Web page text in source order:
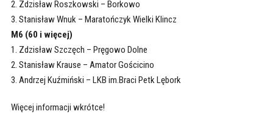
2. Zdzisław Roszkowski – Borkowo
3. Stanisław Wnuk – Maratończyk Wielki Klincz
M6 (60 i więcej)
1. Zdzisław Szczęch – Pręgowo Dolne
2. Stanisław Krause – Amator Gościcino
3. Andrzej Kuźmiński – LKB im.Braci Petk Lębork
Więcej informacji wkrótce!